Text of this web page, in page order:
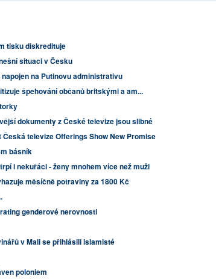
tisku diskredituje
situaci v Česku
na Putinovu administrativu
špehování občanů britskými a am...
dokumenty z České televize jsou slibné
Česká televize Offerings Show New Promise
básník
i nekuřáci - ženy mnohem více než muži
měsíčně potraviny za 1800 Kč
genderové nerovnosti
v Mali se přihlásili islamisté
poloniem